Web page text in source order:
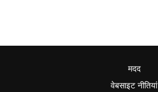
मदद
वेबसाइट नीतियां